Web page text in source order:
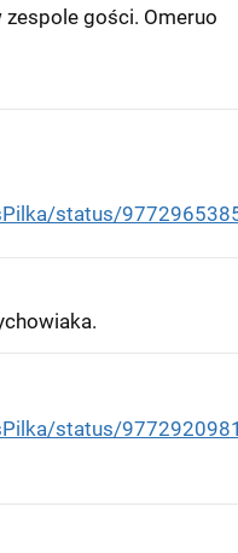
gości. Omeruo
status/
status/